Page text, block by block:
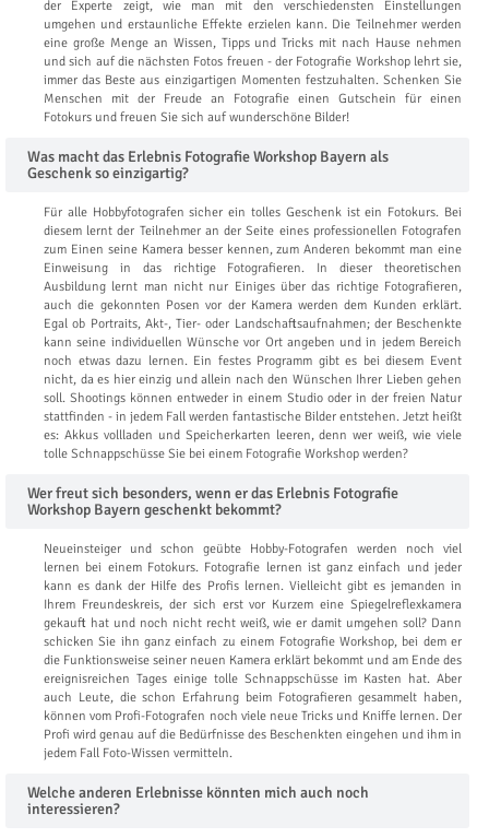
der Experte zeigt, wie man mit den verschiedensten Einstellungen
umgehen und erstaunliche Effekte erzielen kann. Die Teilnehmer werden
eine große Menge an Wissen, Tipps und Tricks mit nach Hause nehmen
und sich auf die nächsten Fotos freuen - der Fotografie Workshop lehrt sie,
immer das Beste aus einzigartigen Momenten festzuhalten. Schenken Sie
Menschen mit der Freude an Fotografie einen Gutschein für einen
Fotokurs und freuen Sie sich auf wunderschöne Bilder!
Was macht das Erlebnis Fotografie Workshop Bayern als
Geschenk so einzigartig?
Für alle Hobbyfotografen sicher ein tolles Geschenk ist ein Fotokurs. Bei
diesem lernt der Teilnehmer an der Seite eines professionellen Fotografen
zum Einen seine Kamera besser kennen, zum Anderen bekommt man eine
Einweisung in das richtige Fotografieren. In dieser theoretischen
Ausbildung lernt man nicht nur Einiges über das richtige Fotografieren,
auch die gekonnten Posen vor der Kamera werden dem Kunden erklärt.
Egal ob Portraits, Akt-, Tier- oder Landschaftsaufnahmen; der Beschenkte
kann seine individuellen Wünsche vor Ort angeben und in jedem Bereich
noch etwas dazu lernen. Ein festes Programm gibt es bei diesem Event
nicht, da es hier einzig und allein nach den Wünschen Ihrer Lieben gehen
soll. Shootings können entweder in einem Studio oder in der freien Natur
stattfinden - in jedem Fall werden fantastische Bilder entstehen. Jetzt heißt
es: Akkus vollladen und Speicherkarten leeren, denn wer weiß, wie viele
tolle Schnappschüsse Sie bei einem Fotografie Workshop werden?
Wer freut sich besonders, wenn er das Erlebnis Fotografie
Workshop Bayern geschenkt bekommt?
Neueinsteiger und schon geübte Hobby-Fotografen werden noch viel
lernen bei einem Fotokurs. Fotografie lernen ist ganz einfach und jeder
kann es dank der Hilfe des Profis lernen. Vielleicht gibt es jemanden in
Ihrem Freundeskreis, der sich erst vor Kurzem eine Spiegelreflexkamera
gekauft hat und noch nicht recht weiß, wie er damit umgehen soll? Dann
schicken Sie ihn ganz einfach zu einem Fotografie Workshop, bei dem er
die Funktionsweise seiner neuen Kamera erklärt bekommt und am Ende des
ereignisreichen Tages einige tolle Schnappschüsse im Kasten hat. Aber
auch Leute, die schon Erfahrung beim Fotografieren gesammelt haben,
können vom Profi-Fotografen noch viele neue Tricks und Kniffe lernen. Der
Profi wird genau auf die Bedürfnisse des Beschenkten eingehen und ihm in
jedem Fall Foto-Wissen vermitteln.
Welche anderen Erlebnisse könnten mich auch noch
interessieren?